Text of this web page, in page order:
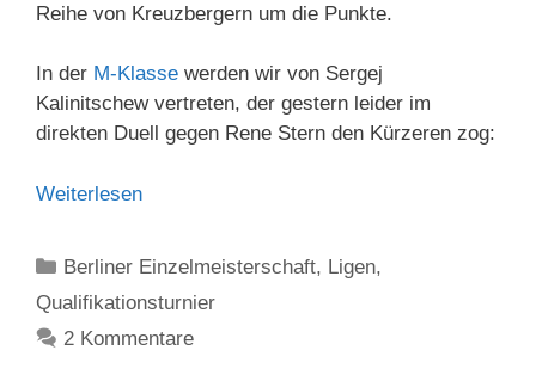
Reihe von Kreuzbergern um die Punkte.
In der M-Klasse werden wir von Sergej
Kalinitschew vertreten, der gestern leider im
direkten Duell gegen Rene Stern den Kürzeren zog:
Weiterlesen
Kategorien
Berliner Einzelmeisterschaft, Ligen,
Qualifikationsturnier
2 Kommentare